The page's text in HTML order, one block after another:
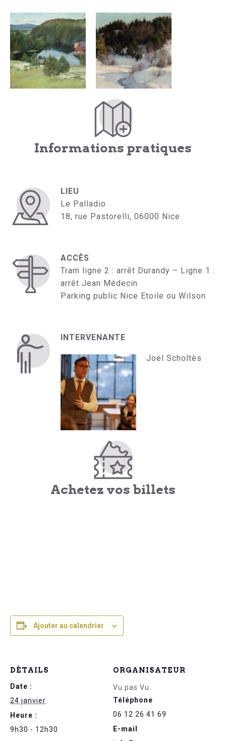
Informations pratiques
LIEU
Le Palladio
18, rue Pastorelli, 06000 Nice
ACCÈS
Tram ligne 2 : arrêt Durandy – Ligne 1 :
arrêt Jean Médecin
Parking public Nice Etoile ou Wilson
INTERVENANTE
Joël Scholtès
Achetez vos billets
Ajouter au calendrier
DÉTAILS
Date :
24 janvier
Heure :
9h30 - 12h30
ORGANISATEUR
Vu pas Vu
Téléphone
06 12 26 41 69
E-mail